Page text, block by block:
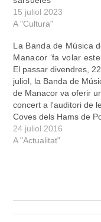
15 juliol 2023
A "Cultura"
La Banda de Música
Manacor ‘fa volar
El passar divendres,
juliol, la Banda de
de Manacor va oferir
concert a l'auditori de
Coves dels Hams de
Cristo a benefici de
l'Associació Estel de
2016 la campanya "Un
nou…
24 juliol 2016
A "Actualitat"